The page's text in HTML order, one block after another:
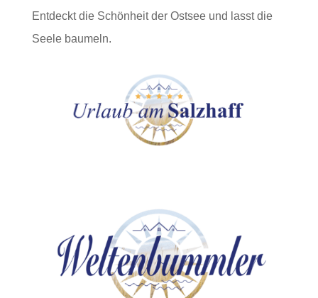
Entdeckt die Schönheit der Ostsee und lasst die
Seele baumeln.